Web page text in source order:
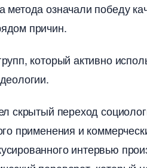
означали победу
причин.
который активно
скрытый переход
применения и
интервью